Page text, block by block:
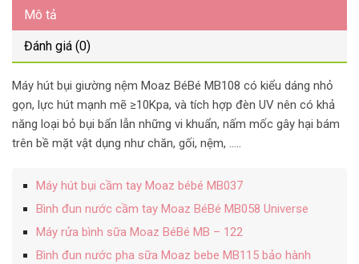
Mô tả
Đánh giá (0)
Máy hút bụi giường nệm Moaz BéBé MB108 có kiểu dáng nhỏ
gọn, lực hút mạnh mẽ ≥10Kpa, và tích hợp đèn UV nên có khả
năng loại bỏ bụi bẩn lẫn những vi khuẩn, nấm mốc gây hại bám
trên bề mặt vật dụng như chăn, gối, nệm, …..
Máy hút bụi cầm tay Moaz bébé MB037
Bình đun nước cầm tay Moaz BéBé MB058 Universe
Máy rửa bình sữa Moaz BéBé MB – 122
Bình đun nước pha sữa Moaz bebe MB115 bảo hành